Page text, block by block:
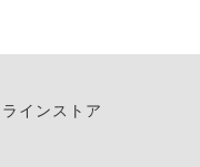
インストア